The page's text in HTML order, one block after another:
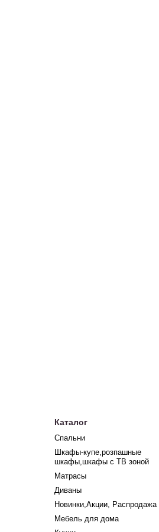
Каталог
Спальни
Шкафы-купе,розпашные
шкафы,шкафы с ТВ зоной
Матрасы
Диваны
Новинки,Акции, Распродажа
Мебель для дома